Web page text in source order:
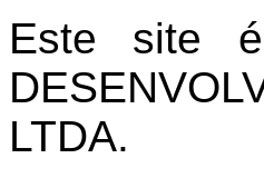
Este site
LTDA.